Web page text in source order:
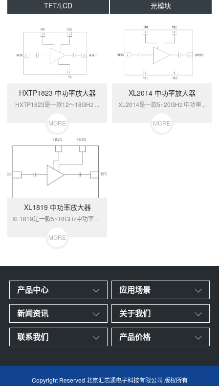
TFT/LCD
光模块
HXTP1823 中功率放大器
HXTP1823是一款12～18GHz ...
MORE
XL2014 中功率放大器
XL2014是一款5~20GHz 中功率...
MORE
XL1819 中功率放大器
MORE
产品中心 应用场景
新闻资讯 关于我们
联系我们 产品价格
Copyright Reserved 北京汇芯通电子科技有限公司 版权所有